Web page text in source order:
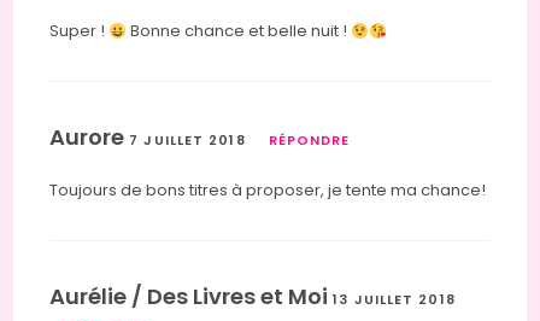
Super ! Bonne chance et belle nuit !
Aurore 7 JUILLET 2018 RÉPONDRE
Toujours de bons titres à proposer, je tente ma chance!
Aurélie / Des Livres et Moi13 JUILLET 2018